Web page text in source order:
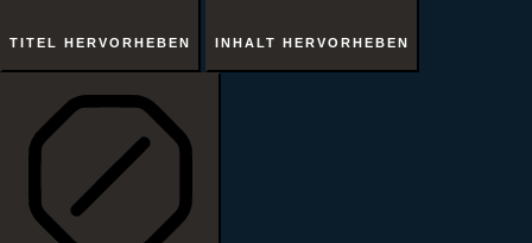
TITEL HERVORHEBEN INHALT HERVORHEBEN